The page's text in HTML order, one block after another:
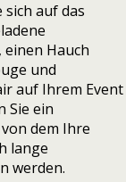
sich auf das
einen Hauch
und
auf Ihrem Event
Sie ein
dem Ihre
lange
werden.